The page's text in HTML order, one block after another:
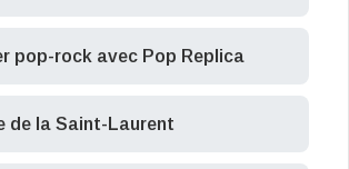
pop-rock avec Pop Replica
de la Saint-Laurent